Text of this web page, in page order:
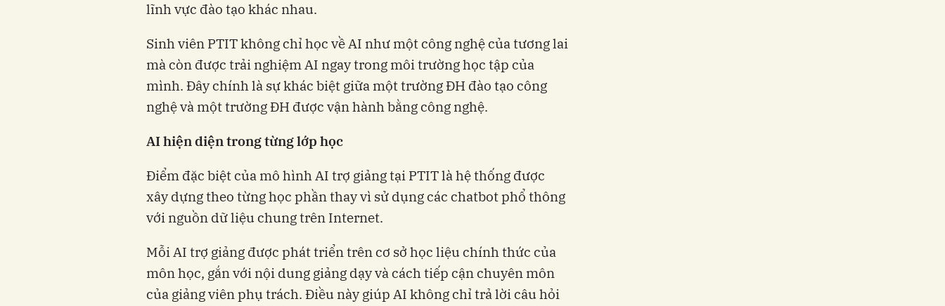
lĩnh vực đào tạo khác nhau.
Sinh viên PTIT không chỉ học về AI như một công nghệ của tương lai
mà còn được trải nghiệm AI ngay trong môi trường học tập của
mình. Đây chính là sự khác biệt giữa một trường ĐH đào tạo công
nghệ và một trường ĐH được vận hành bằng công nghệ.
AI hiện diện trong từng lớp học
Điểm đặc biệt của mô hình AI trợ giảng tại PTIT là hệ thống được
xây dựng theo từng học phần thay vì sử dụng các chatbot phổ thông
với nguồn dữ liệu chung trên Internet.
Mỗi AI trợ giảng được phát triển trên cơ sở học liệu chính thức của
môn học, gắn với nội dung giảng dạy và cách tiếp cận chuyên môn
của giảng viên phụ trách. Điều này giúp AI không chỉ trả lời câu hỏi